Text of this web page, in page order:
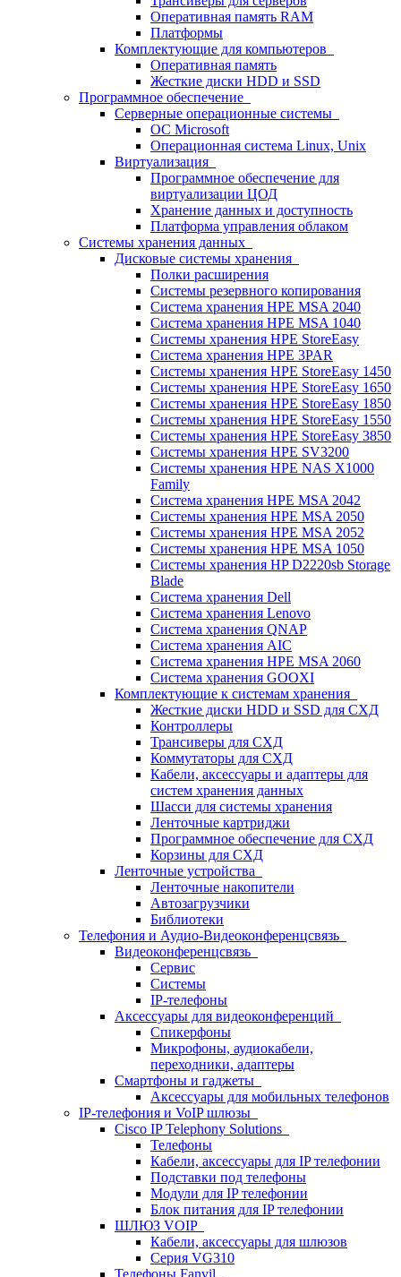
Оперативная память RAM
Платформы
Комплектующие для компьютеров
Оперативная память
Жесткие диски HDD и SSD
Программное обеспечение
Серверные операционные системы
ОС Microsoft
Операционная система Linux, Unix
Виртуализация
Программное обеспечение для
виртуализации ЦОД
Хранение данных и доступность
Платформа управления облаком
Системы хранения данных
Дисковые системы хранения
Полки расширения
Системы резервного копирования
Система хранения HPE MSA 2040
Система хранения HPE MSA 1040
Системы хранения HPE StoreEasy
Система хранения HPE 3PAR
Системы хранения HPE StoreEasy 1450
Системы хранения HPE StoreEasy 1650
Системы хранения HPE StoreEasy 1850
Системы хранения HPE StoreEasy 1550
Системы хранения HPE StoreEasy 3850
Системы хранения HPE SV3200
Системы хранения HPE NAS X1000
Family
Система хранения HPE MSA 2042
Системы хранения HPE MSA 2050
Системы хранения HPE MSA 2052
Системы хранения HPE MSA 1050
Системы хранения HP D2220sb Storage
Blade
Система хранения Dell
Система хранения Lenovo
Система хранения QNAP
Система хранения AIC
Система хранения HPE MSA 2060
Система хранения GOOXI
Комплектующие к системам хранения
Жесткие диски HDD и SSD для СХД
Контроллеры
Трансиверы для СХД
Коммутаторы для СХД
Кабели, аксессуары и адаптеры для
систем хранения данных
Шасси для системы хранения
Ленточные картриджи
Программное обеспечение для СХД
Корзины для СХД
Ленточные устройства
Ленточные накопители
Автозагрузчики
Библиотеки
Телефония и Аудио-Видеоконференцсвязь
Видеоконференцсвязь
Сервис
Системы
IP-телефоны
Аксессуары для видеоконференций
Спикерфоны
Микрофоны, аудиокабели,
переходники, адаптеры
Смартфоны и гаджеты
Аксессуары для мобильных телефонов
IP-телефония и VoIP шлюзы
Cisco IP Telephony Solutions
Телефоны
Кабели, аксессуары для IP телефонии
Подставки под телефоны
Модули для IP телефонии
Блок питания для IP телефонии
ШЛЮЗ VOIP
Кабели, аксессуары для шлюзов
Серия VG310
Телефоны Fanvil